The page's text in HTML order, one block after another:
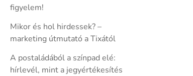
figyelem!
Mikor és hol hirdessek? –
marketing útmutató a Tixától
A postaládából a színpad elé:
hírlevél, mint a jegyértékesítés